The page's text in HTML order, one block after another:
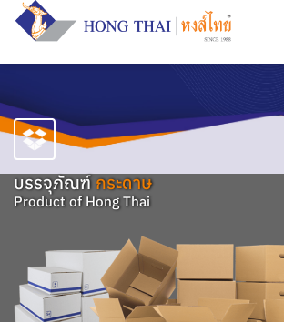
Skip
บรรจุภัณฑ์ กระดาษ
Product of Hong Thai